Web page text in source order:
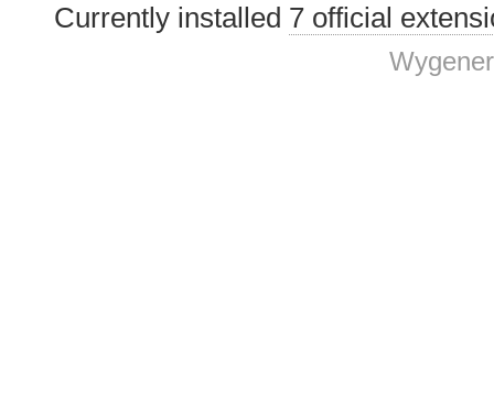
Currently installed 7 official